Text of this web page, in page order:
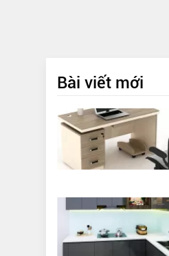
Bài viết mới